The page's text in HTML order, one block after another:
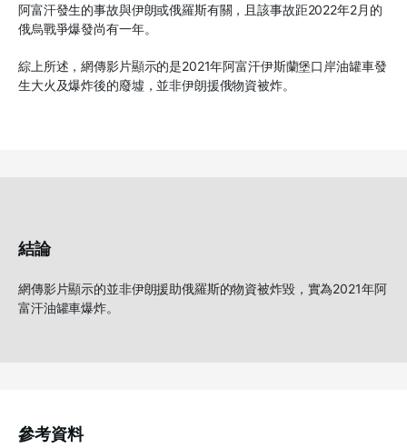
阿富汗發生的事故與伊朗或俄羅斯有關，且該事故距2022年2月 的
俄烏戰爭爆發尚有一年。
綜上所述 ，網傳影片顯示的是2021年阿富汗伊斯蘭堡口岸油罐車發
生大火及爆炸後的廢墟 ， 並非伊朗援俄物資被炸。
結論
網傳影片顯示的並非伊朗援助俄羅斯的物資被炸毀， 實為2021年阿
富汗油罐車爆炸。
參考資料